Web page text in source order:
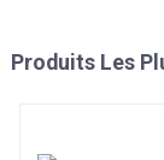
Produits Les